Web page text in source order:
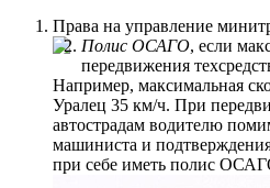
Права на управление
Полис ОСАГО, если
передвижения
Например, максимальная
Уралец 35 км/ч. При
автострадам водителю
машиниста и
при себе иметь полис